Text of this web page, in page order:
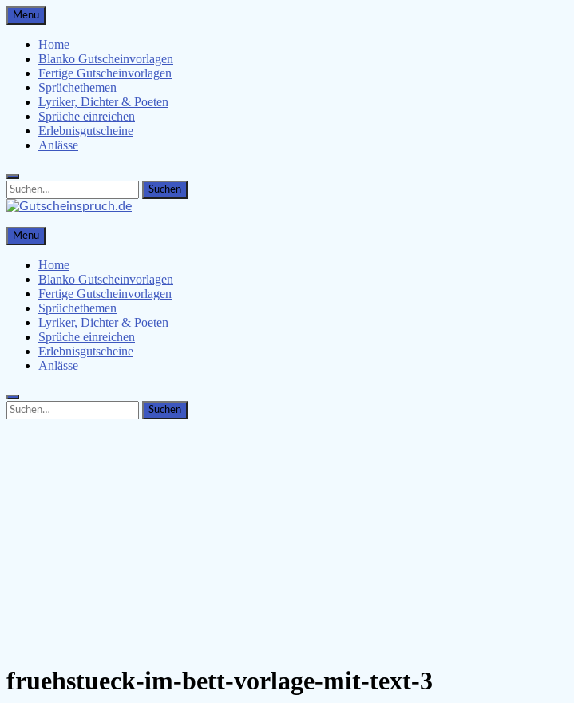
Skip
to
content
Menu
Home
Blanko Gutscheinvorlagen
Fertige Gutscheinvorlagen
Sprüchethemen
Lyriker, Dichter & Poeten
Sprüche einreichen
Erlebnisgutscheine
Anlässe
Search
for:
Search
Gutscheinspruch.de
Gutscheinsprüche & Gutscheinvorlagen finden
Menu
Home
Blanko Gutscheinvorlagen
Fertige Gutscheinvorlagen
Sprüchethemen
Lyriker, Dichter & Poeten
Sprüche einreichen
Erlebnisgutscheine
Anlässe
Search
for:
Search
fruehstueck-im-bett-vorlage-mit-text-3